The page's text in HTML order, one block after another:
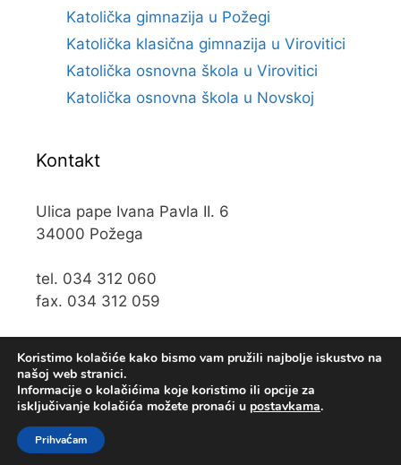
Katolička gimnazija u Požegi
Katolička klasična gimnazija u Virovitici
Katolička osnovna škola u Virovitici
Katolička osnovna škola u Novskoj
Kontakt
Ulica pape Ivana Pavla II. 6
34000 Požega
tel. 034 312 060
fax. 034 312 059
Koristimo kolačiće kako bismo vam pružili najbolje iskustvo na
našoj web stranici.
Informacije o kolačićima koje koristimo ili opcije za
isključivanje kolačića možete pronaći u postavkama.
Prihvaćam